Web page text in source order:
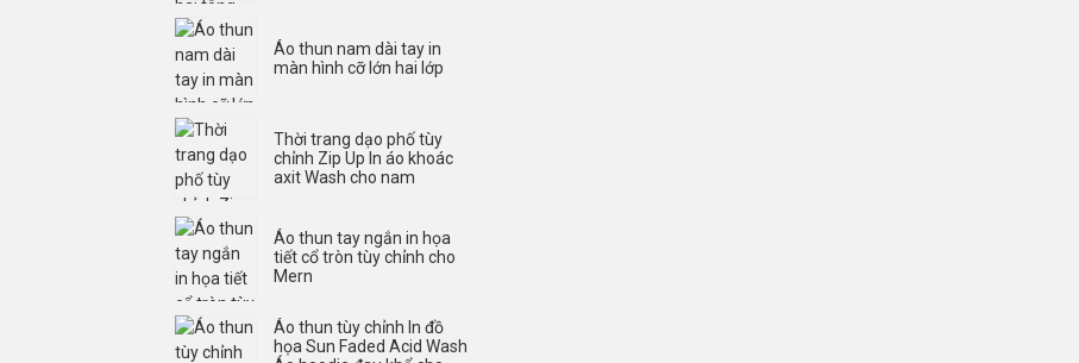
Áo thun nam dài tay in
màn hình cỡ lớn hai lớp
Thời trang dạo phố tùy
chỉnh Zip Up In áo khoác
axit Wash cho nam
Áo thun tay ngắn in họa
tiết cổ tròn tùy chỉnh cho
Mern
Áo thun tùy chỉnh In đồ
họa Sun Faded Acid Wash